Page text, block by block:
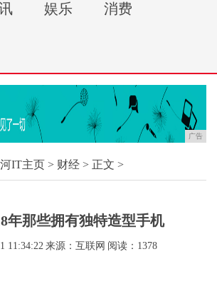
娱乐 消费
广告
IT主页 > 财经 > 正文 >
年那些拥有独特造型手机
11:34:22 来源：互联网 阅读：1378